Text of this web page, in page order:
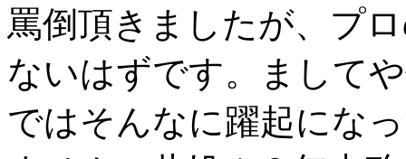
罵倒頂きましたが、プ
ないはずです。まして
ではそんなに躍起にな